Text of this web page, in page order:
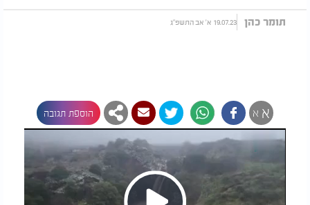
תומר כהן 19.07.23 א' אב התשפ"ג
א א הוספת תגובה